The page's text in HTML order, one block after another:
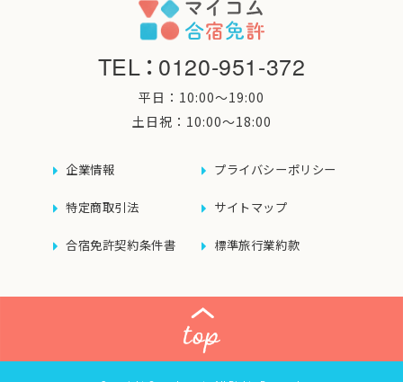
TEL：0120-951-372
平日：10:00〜19:00
土日祝：10:00〜18:00
企業情報 プライバシーポリシー
特定商取引法 サイトマップ
合宿免許契約条件書 標準旅行業約款